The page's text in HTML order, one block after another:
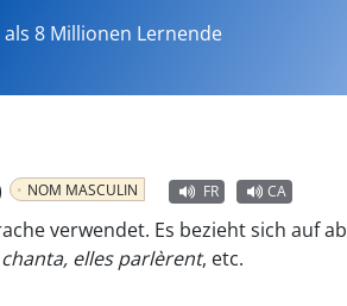
8 Millionen Lernende
NOM MASCULIN FR CA
verwendet. Es bezieht sich auf
elles parlèrent, etc.